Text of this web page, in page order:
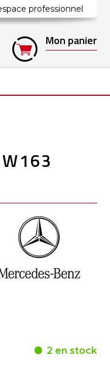
professionnel
Mon panier
2 en stock